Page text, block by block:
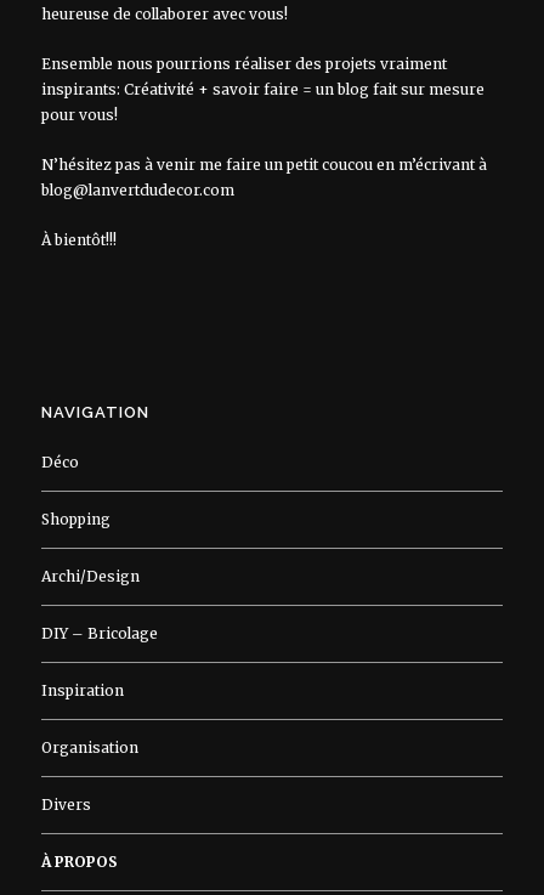
heureuse de collaborer avec vous!
Ensemble nous pourrions réaliser des projets vraiment
inspirants: Créativité + savoir faire = un blog fait sur mesure
pour vous!
N’hésitez pas à venir me faire un petit coucou en m’écrivant à
blog@lanvertdudecor.com
À bientôt!!!
NAVIGATION
Déco
Shopping
Archi/Design
DIY – Bricolage
Inspiration
Organisation
Divers
À PROPOS